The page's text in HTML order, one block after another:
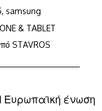
, samsung
& TABLET
STAVROS
Ευρωπαϊκή ένωση